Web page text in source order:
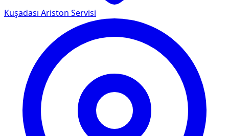
Kuşadası Ariston Servisi